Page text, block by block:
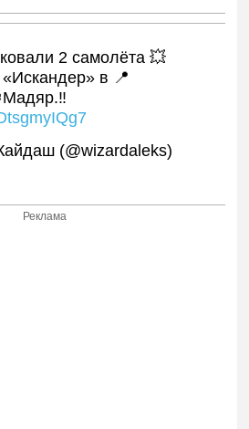
2 самолёта 💥
в 📍
(@wizardaleks)
Реклама